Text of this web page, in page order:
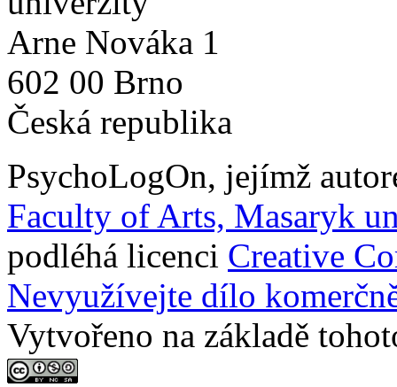
Arne Nováka 1
602 00 Brno
Česká republika
PsychoLogOn, jejímž
Faculty of Arts, Masaryk
podléhá licenci Creative
Nevyužívejte dílo
Vytvořeno na základě